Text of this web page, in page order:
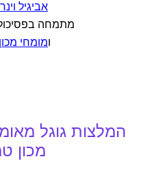
אביגיל וינר
מתמחה
ומומחי